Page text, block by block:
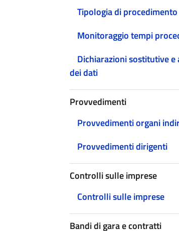
Tipologia di procedimento
Monitoraggio tempi
Dichiarazioni sostitutive e
dei dati
Provvedimenti
Provvedimenti organi
Provvedimenti dirigenti
Controlli sulle imprese
Controlli sulle imprese
Bandi di gara e contratti